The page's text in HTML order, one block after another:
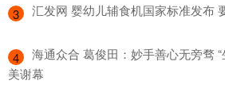
3 汇发网 婴幼儿辅食机国家标准发布
4
海通众合 葛俊田：妙手善心无旁骛
美谢幕